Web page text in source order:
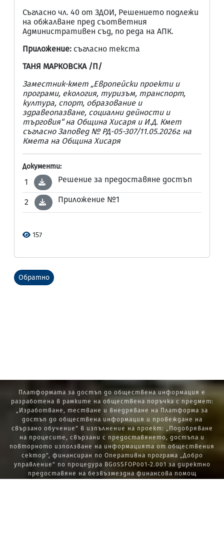
Съгласно чл. 40 от ЗДОИ, Решението подлежи
на обжалване пред съответния
Административен съд, по реда на АПК.
Приложение: съгласно текста
ТАНЯ МАРКОВСКА /П/
Заместник-кмет „Европейски проекти и
програми, екология, туризъм, транспорт,
култура, спорт, образование и
здравеопазване, социални дейности и
търговия“ на Община Хисаря и И.Д. Кмет
съгласно Заповед № РД-05-307/11.05.2026г. на
Кмета на Община Хисаря
Документи:
1 Решение за предоставяне достъп
2 Приложение №1
157
Обратно
Платформата за достъп до обществена информация е
разработена в рамките на обществена поръчка с предмет:
„Изработване, тестване и внедряване на Платформа за
достъп до обществена информация и провеждане на
свързано обучение“ в изпълнение на проект: „Подобряване
на процесите, свързани с предоставянето, достъпа и
повторното използване на информацията от обществения
сектор“, финансиран по Оперативна програма „Добро
управление“ по процедура BG05SFOP001-2.001 за директно
предоставяне на безвъзмездна финансова помощ